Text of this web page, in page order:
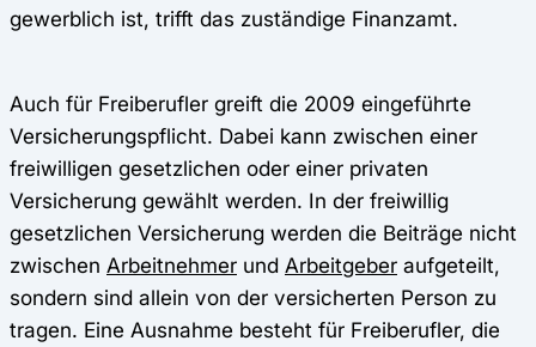
gewerblich ist, trifft das zuständige Finanzamt.
Auch für Freiberufler greift die 2009 eingeführte
Versicherungspflicht. Dabei kann zwischen einer
freiwilligen gesetzlichen oder einer privaten
Versicherung gewählt werden. In der freiwillig
gesetzlichen Versicherung werden die Beiträge nicht
zwischen Arbeitnehmer und Arbeitgeber aufgeteilt,
sondern sind allein von der versicherten Person zu
tragen. Eine Ausnahme besteht für Freiberufler, die